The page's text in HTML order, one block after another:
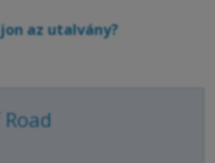
az utalvány?